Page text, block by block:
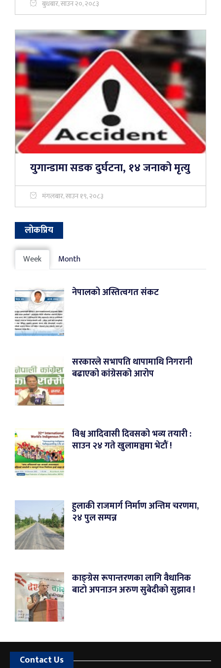
बुधबार, साउन २०, २०८३
युगान्डामा सडक दुर्घटना, १४ जनाको मृत्यु
मंगलबार, साउन १९, २०८३
लोकप्रिय
Week Month
नेपालको अस्तित्वगत संकट
सरकारले सभापति थापामाथि निगरानी
बढाएको कांग्रेसको आरोप
विश्व आदिवासी दिवसको भव्य तयारी :
साउन २४ गते खुलामञ्चमा भेटौं !
हुलाकी राजमार्ग निर्माण अन्तिम चरणमा,
२४ पुल सम्पन्न
काङ्ग्रेस रूपान्तरणका लागि वैधानिक
बाटो अपनाउन अरुण सुबेदीको सुझाव !
Contact Us